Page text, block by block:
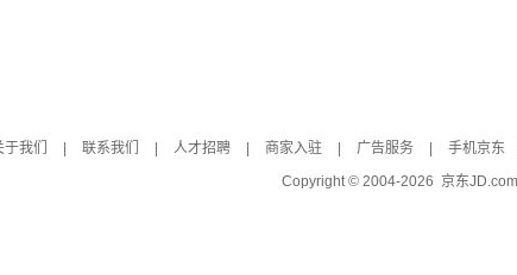
于我们
联系我们 人才招聘 商家入驻 广告服务 手机京东
Copyright © 2004-2026 京东